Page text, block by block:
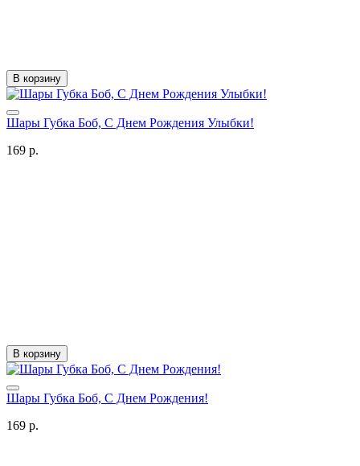
В корзину
Шары Губка Боб, С Днем Рождения Улыбки!
169 р.
В корзину
Шары Губка Боб, С Днем Рождения!
169 р.